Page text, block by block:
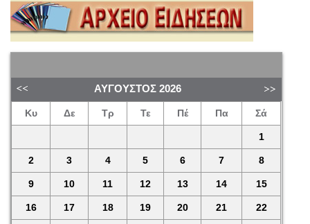
ΑΎΓΟΥΣΤΟΣ 2026
Κυ Δε Τρ Τε Πέ Πα Σά
1
2 3 4 5 6 7 8
9 10 11 12 13 14 15
16 17 18 19 20 21 22